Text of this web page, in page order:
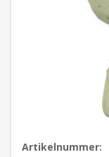
Artikelnummer: